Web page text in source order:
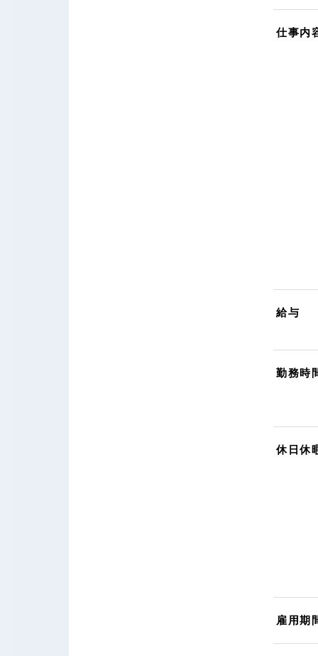
仕事内
給与
勤務時
休日休
雇用期